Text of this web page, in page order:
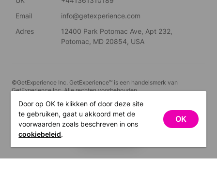
Email
info@getexperience.com
Adres
12400 Park Potomac Ave, Apt 232,
Potomac, MD 20854, USA
©GetExperience Inc. GetExperience™ is een handelsmerk van
GetExperience Inc. Alle rechten voorbehouden.
Nederlands
Door op OK te klikken of door deze site
te gebruiken, gaat u akkoord met de
voorwaarden zoals beschreven in ons
cookiebeleid.
OK